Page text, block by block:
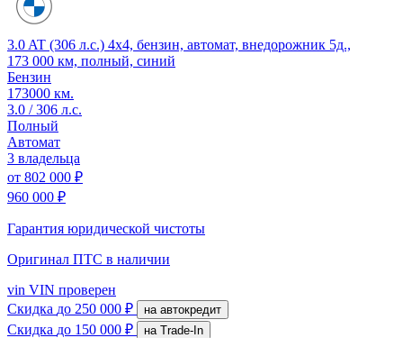
3.0 AT (306 л.с.) 4x4, бензин, автомат, внедорожник 5д.,
173 000 км, полный, синий
Бензин
173000 км.
3.0 / 306 л.с.
Полный
Автомат
3 владельца
от 802 000 ₽
960 000 ₽
Гарантия юридической чистоты
Оригинал ПТС в наличии
vin VIN проверен
Скидка до 250 000 ₽ на автокредит
Скидка до 150 000 ₽
на Trade-In